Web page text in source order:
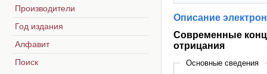
Описание
Современные
отрицания
Основные сведения
Производители
Год издания
Алфавит
Поиск